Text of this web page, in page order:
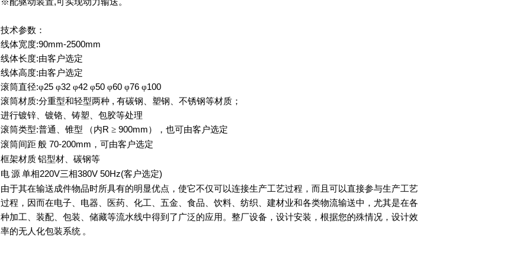
技术参数：
线体宽度:90mm-2500mm
线体长度:由客户选定
线体高度:由客户选定
滚筒直径:φ25 φ32 φ42 φ50 φ60 φ76 φ100
滚筒材质:分重型和轻型两种 , 有碳钢、塑钢、不锈钢等材质；
进行镀锌、镀铬、铸塑、包胶等处理
滚筒类型:普通、锥型 （内R ≥ 900mm），也可由客户选定
滚筒间距 般 70-200mm ，可由客户选定
框架材质铝型材、碳钢等
电源 单相220V三相380V 50Hz(客户选定)
由于其在输送成件物品时所具有的明显优点，使它不仅可以连接生产工艺过程，而且可以直接参与生产工艺
过程，因而在电子、电器、医药、化工、五金、食品、饮料、纺织、建材业和各类物流输送中，尤其是在各
种加工、装配、包装、储藏等流水线中得到了广泛的应用。整厂设备，设计安装，根据您的殊情况，设计效
率的无人化包装系统 。